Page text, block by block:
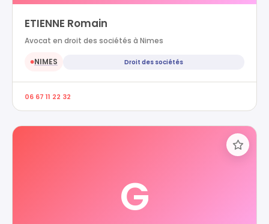
ETIENNE Romain
Avocat en droit des sociétés à Nimes
●NIMES Droit des sociétés
06 67 11 22 32
G